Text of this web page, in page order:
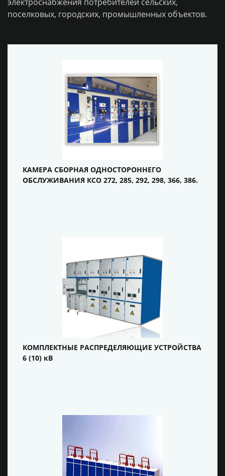
поселковых, городских, промышленных объектов.
КАМЕРА СБОРНАЯ ОДНОСТОРОННЕГО
ОБСЛУЖИВАНИЯ КСО 272, 285, 292, 298, 366, 386.
КОМПЛЕКТНЫЕ РАСПРЕДЕЛЯЮЩИЕ УСТРОЙСТВА
6 (10) кВ